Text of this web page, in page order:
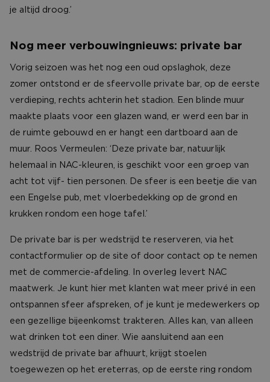
je altijd droog.’
Nog meer verbouwingnieuws: private bar
Vorig seizoen was het nog een oud opslaghok, deze
zomer ontstond er de sfeervolle private bar, op de eerste
verdieping, rechts achterin het stadion. Een blinde muur
maakte plaats voor een glazen wand, er werd een bar in
de ruimte gebouwd en er hangt een dartboard aan de
muur. Roos Vermeulen: ‘Deze private bar, natuurlijk
helemaal in NAC-kleuren, is geschikt voor een groep van
acht tot vijf- tien personen. De sfeer is een beetje die van
een Engelse pub, met vloerbedekking op de grond en
krukken rondom een hoge tafel.’
De private bar is per wedstrijd te reserveren, via het
contactformulier op de site of door contact op te nemen
met de commercie-afdeling. In overleg levert NAC
maatwerk. Je kunt hier met klanten wat meer privé in een
ontspannen sfeer afspreken, of je kunt je medewerkers op
een gezellige bijeenkomst trakteren. Alles kan, van alleen
wat drinken tot een diner. Wie aansluitend aan een
wedstrijd de private bar afhuurt, krijgt stoelen
toegewezen op het ereterras, op de eerste ring rondom